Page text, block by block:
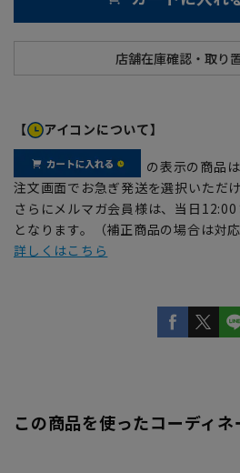
【 アイコンについて】
の表示の商品は
注文画面でお急ぎ発送を選択いただけ
さらにメルマガ会員様は、当日
となります。（補正商品の場合は対応
詳しくはこちら
この商品を使ったコーディネ